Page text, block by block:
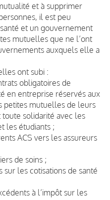
et à supprimer
il est peu
et un gouvernement
mutuelles que ne l’ont
auxquels elle a
ont subi :
obligatoires de
en entreprise réservés aux
petites mutuelles de leurs
solidarité avec les
les étudiants ;
ACS vers les assureurs
de soins ;
sur les cotisations de santé
à l’impôt sur les